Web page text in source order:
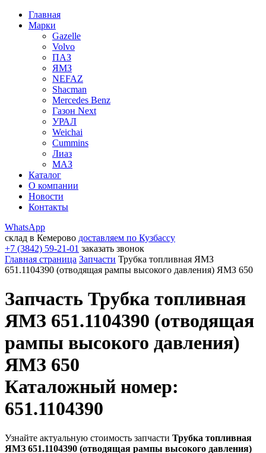
Главная
Марки
Gazelle
Volvo
ПАЗ
ЯМЗ
NEFAZ
Shacman
Mercedes Benz
Газон Next
УРАЛ
Weichai
Cummins
Лиаз
МАЗ
Каталог
О компании
Новости
Контакты
WhatsApp
склад в Кемерово доставляем по Кузбассу
+7 (3842) 59-21-01 заказать звонок
Главная страница Запчасти Трубка топливная ЯМЗ
651.1104390 (отводящая рампы высокого давления) ЯМЗ 650
Запчасть Трубка топливная
ЯМЗ 651.1104390 (отводящая
рампы высокого давления)
ЯМЗ 650
Каталожный номер:
651.1104390
Узнайте актуальную стоимость запчасти Трубка топливная
ЯМЗ 651.1104390 (отводящая рампы высокого давления)